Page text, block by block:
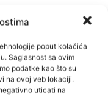
poput kolačića
Saglasnost sa ovim
podatke kao što su
na ovoj veb lokaciji.
uticati na